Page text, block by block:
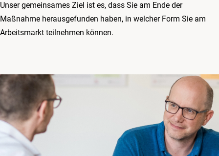
Unser gemeinsames Ziel ist es, dass Sie am Ende der
Maßnahme herausgefunden haben, in welcher Form Sie am
Arbeitsmarkt teilnehmen können.